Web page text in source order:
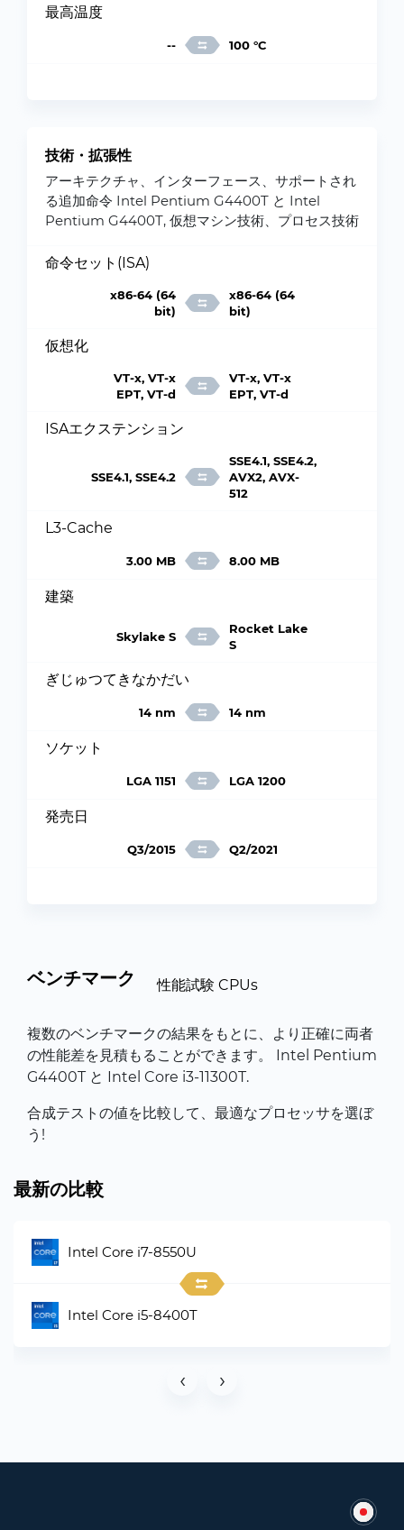
最高温度
-- 100 °C
技術・拡張性
アーキテクチャ、インターフェース、サポートされ
る追加命令 Intel Pentium G4400T と Intel
Pentium G4400T, 仮想マシン技術、プロセス技術
命令セット(ISA)
x86-64 (64
bit)
x86-64 (64
bit)
仮想化
VT-x, VT-x
EPT, VT-d
VT-x, VT-x
EPT, VT-d
ISAエクステンション
SSE4.1, SSE4.2
SSE4.1, SSE4.2,
AVX2, AVX-
512
L3-Cache
3.00 MB 8.00 MB
建築
Skylake S
Rocket Lake
S
ぎじゅつてきなかだい
14 nm 14 nm
ソケット
LGA 1151 LGA 1200
発売日
Q3/2015 Q2/2021
ベンチマーク 性能試験 CPUs
複数のベンチマークの結果をもとに、より正確に両者
の性能差を見積もることができます。 Intel Pentium
G4400T と Intel Core i3-11300T.
合成テストの値を比較して、最適なプロセッサを選ぼ
う!
最新の比較
Intel Core i7-8550U
Intel Core i5-8400T
‹ ›